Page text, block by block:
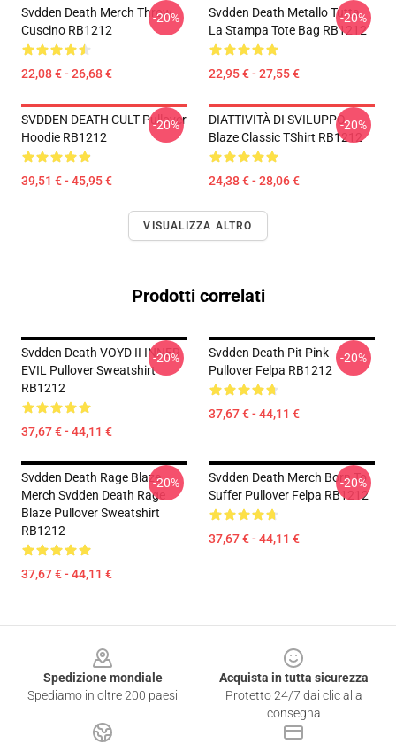
Svdden Death Merch Throw
Cuscino RB1212
22,08 € - 26,68 €
-20%
Svdden Death Metallo Tutta
La Stampa Tote Bag RB1212
22,95 € - 27,55 €
-20%
SVDDEN DEATH CULT Pullover
Hoodie RB1212
39,51 € - 45,95 €
-20%
DIATTIVITÀ DI SVILUPPO
Blaze Classic TShirt RB1212
24,38 € - 28,06 €
-20%
VISUALIZZA ALTRO
Prodotti correlati
Svdden Death VOYD II INNER
EVIL Pullover Sweatshirt
RB1212
37,67 € - 44,11 €
-20%
Svdden Death Pit Pink
Pullover Felpa RB1212
37,67 € - 44,11 €
-20%
Svdden Death Rage Blaze
Merch Svdden Death Rage
Blaze Pullover Sweatshirt
RB1212
37,67 € - 44,11 €
-20%
Svdden Death Merch Born To
Suffer Pullover Felpa RB1212
37,67 € - 44,11 €
-20%
Spedizione mondiale
Spediamo in oltre 200 paesi
Acquista in tutta sicurezza
Protetto 24/7 dai clic alla
consegna